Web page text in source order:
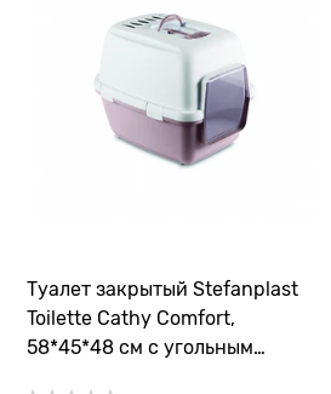
Туалет закрытый Stefanplast
Toilette Cathy Comfort,
58*45*48 см с угольным